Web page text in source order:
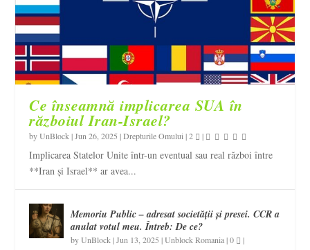
Ce înseamnă implicarea SUA în
războiul Iran-Israel?
byUnBlock |Jun 26, 2025 |Drepturile Omului |2 |
Implicarea Statelor Unite într-un eventual sau real război între
**Iran și Israel** ar avea...
Memoriu Public – adresat societății și presei. CCR a
anulat votul meu. Întreb: De ce?
byUnBlock |Jun 13, 2025 |Unblock Romania|0 |